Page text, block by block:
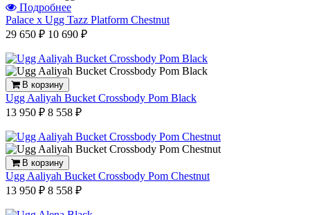
Подробнее
Palace x Ugg Tazz Platform Chestnut
29 650 ₽ 10 690 ₽
В корзину
Ugg Aaliyah Bucket Crossbody Pom Black
13 950 ₽ 8 558 ₽
В корзину
Ugg Aaliyah Bucket Crossbody Pom Chestnut
13 950 ₽ 8 558 ₽